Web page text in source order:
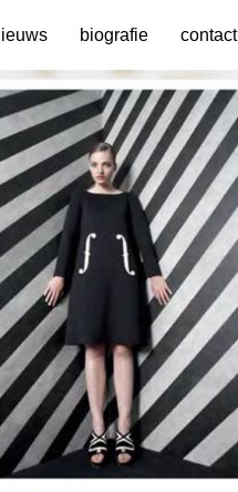
biografie contact